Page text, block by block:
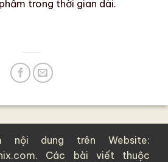
trong thời gian dài.
nội dung trên Website:
Các bài viết thuộc